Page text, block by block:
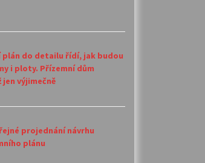
plán do detailu řídí, jak budou
i ploty. Přízemní dům
výjimečně
projednání návrhu
plánu